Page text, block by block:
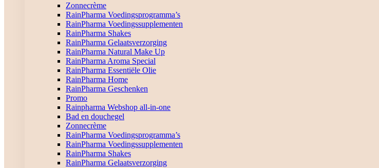
Zonnecrème
RainPharma Voedingsprogramma’s
RainPharma Voedingssupplementen
RainPharma Shakes
RainPharma Gelaatsverzorging
RainPharma Natural Make Up
RainPharma Aroma Special
RainPharma Essentiële Olie
RainPharma Home
RainPharma Geschenken
Promo
Rainpharma Webshop all-in-one
Bad en douchegel
Zonnecrème
RainPharma Voedingsprogramma’s
RainPharma Voedingssupplementen
RainPharma Shakes
RainPharma Gelaatsverzorging